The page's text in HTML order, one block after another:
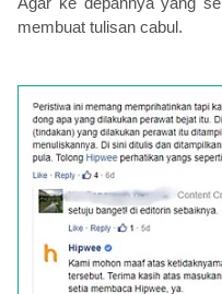
membuat tulisan cabul.